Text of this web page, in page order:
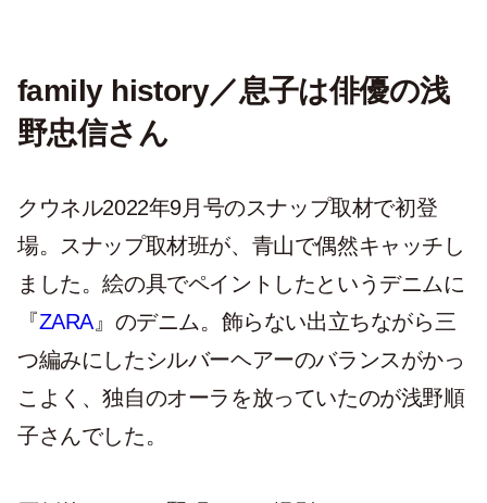
family history／息子は俳優の浅
野忠信さん
クウネル2022年9月号のスナップ取材で初登
場。スナップ取材班が、青山で偶然キャッチし
ました。絵の具でペイントしたというデニムに
『ZARA 』のデニム。飾らない出立ちながら三
つ編みにしたシルバーヘアーのバランスがかっ
こよく、独自のオーラを放っていたのが浅野順
子さんでした。